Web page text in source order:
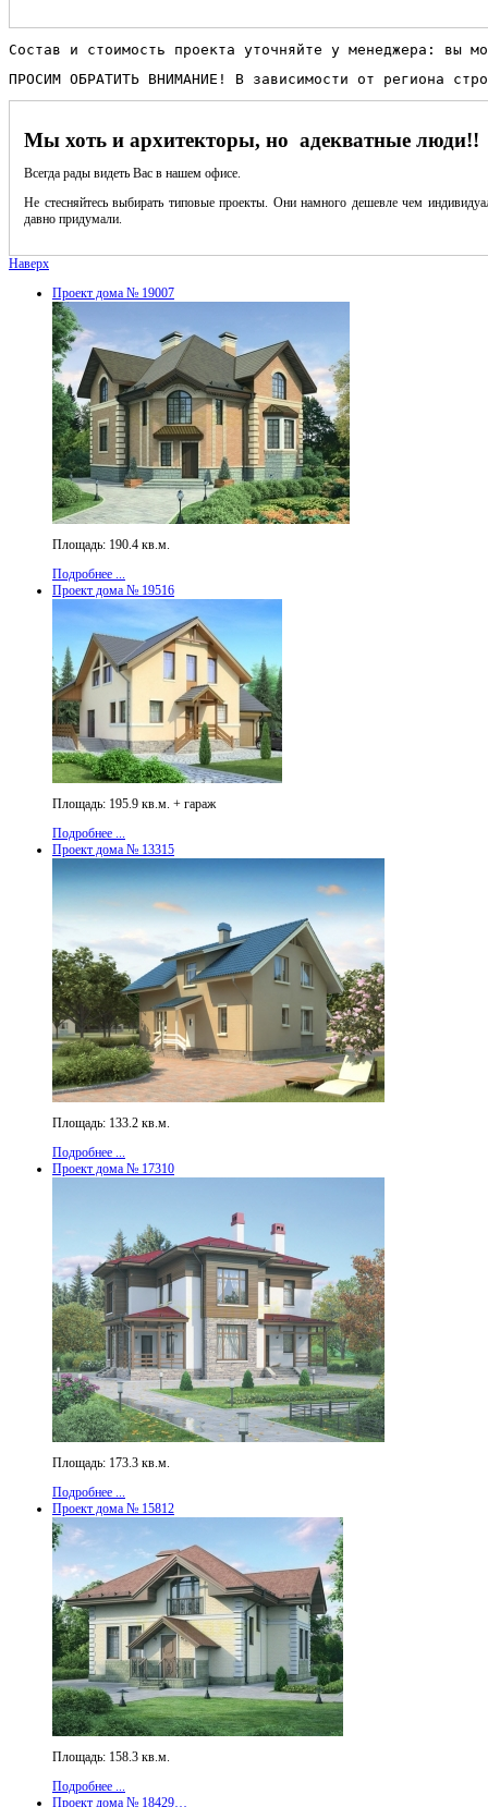
Состав и стоимость проекта уточняйте у менеджера:
ПРОСИМ ОБРАТИТЬ ВНИМАНИЕ! В зависимости от региона
Мы хоть и архитекторы, но адекватные люди!!
Всегда рады видеть Вас в нашем офисе.
Не стесняйтесь выбирать типовые проекты. Они намного дешевле чем
давно придумали.
Наверх
Проект дома № 19007
Площадь: 190.4 кв.м.
Подробнее ...
Проект дома № 19516
Площадь: 195.9 кв.м. + гараж
Подробнее ...
Проект дома № 13315
Площадь: 133.2 кв.м.
Подробнее ...
Проект дома № 17310
Площадь: 173.3 кв.м.
Подробнее ...
Проект дома № 15812
Площадь: 158.3 кв.м.
Подробнее ...
Проект дома № 18429…